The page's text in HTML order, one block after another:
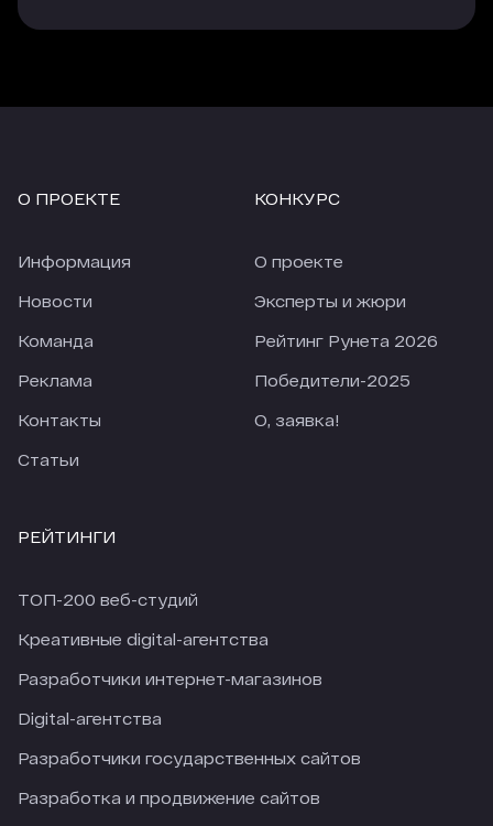
О ПРОЕКТЕ
Информация
Новости
Команда
Реклама
Контакты
Статьи
РЕЙТИНГИ
ТОП-200 веб-студий
Креативные digital-агентства
Разработчики интернет-магазинов
Digital-агентства
Разработчики государственных сайтов
Разработка и продвижение сайтов
КОНКУРС
О проекте
Эксперты и жюри
Рейтинг Рунета 2026
Победители-2025
О, заявка!